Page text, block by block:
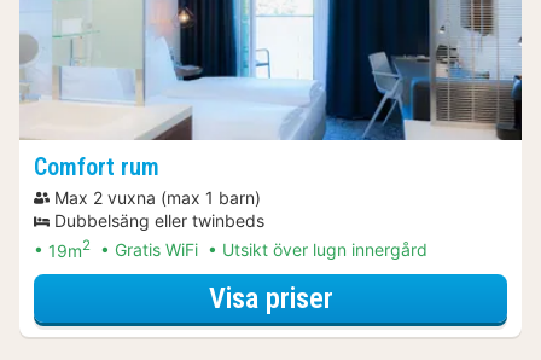
Comfort rum
Max 2 vuxna (max 1 barn)
Dubbelsäng eller twinbeds
19m2 Gratis WiFi Utsikt över lugn innergård
Visa priserför Middagspaket